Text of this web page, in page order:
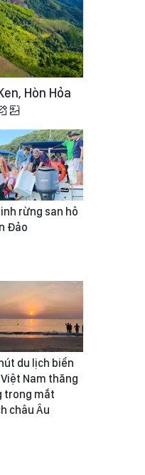
Hòn Hỏa
rừng san hô
Đảo
du lịch biển
Nam thăng
trong mắt
châu Âu